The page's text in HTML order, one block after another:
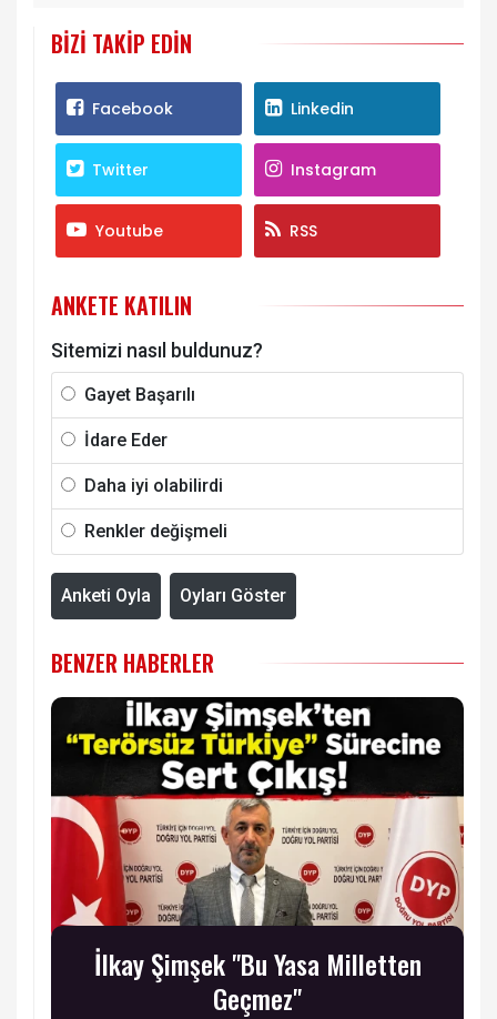
BIZI TAKIP EDIN
Facebook Linkedin
Twitter Instagram
Youtube RSS
ANKETE KATILIN
Sitemizi nasıl buldunuz?
Gayet Başarılı
İdare Eder
Daha iyi olabilirdi
Renkler değişmeli
Anketi Oyla Oyları Göster
BENZER HABERLER
İlkay Şimşek "Bu Yasa Milletten
Geçmez"